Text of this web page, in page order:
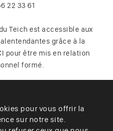
22 33 61
Teich est accessible aux
grâce à la
pour être mis en relation
formé.
Vos données
Cookies
pour vous offrir la
sur notre site.